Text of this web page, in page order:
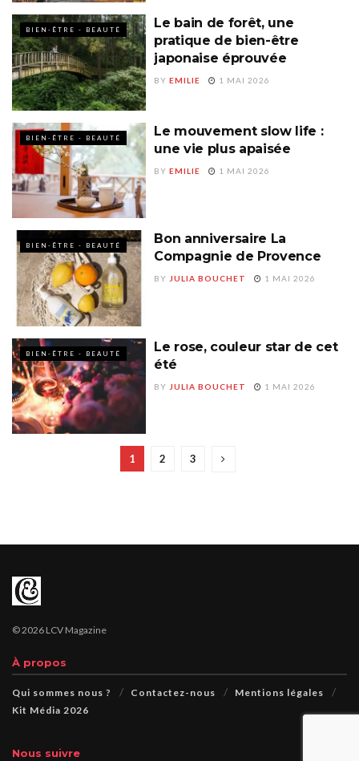
BIEN-ÊTRE - BEAUTÉ
Le bain de forêt, une
pratique de bien-être
japonaise éprouvée
BY EMILIE 1 MAI 2026
BIEN-ÊTRE - BEAUTÉ
Le mouvement slow life :
une vie plus apaisée
BY EMILIE 1 MAI 2026
BIEN-ÊTRE - BEAUTÉ
Bon anniversaire La
Compagnie de Provence
BY JULIA BOUCHET 1 MAI 2026
BIEN-ÊTRE - BEAUTÉ
Le rose, couleur star de cet
été
BY JULIA BOUCHET 1 MAI 2026
1 2 3
© 2026 LCV Magazine
À propos
Qui sommes nous ? Contactez-nous
Mentions légales
Kit Média 2026
Nous suivre